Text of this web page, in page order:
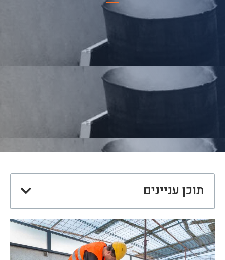
תוכן עניינים